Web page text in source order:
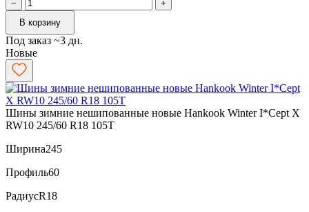
−
+
В корзину
Под заказ ~3 дн.
Новые
Шины зимние нешипованные новые Hankook Winter I*Cept X
RW10 245/60 R18 105T
Ширина245
Профиль60
РадиусR18